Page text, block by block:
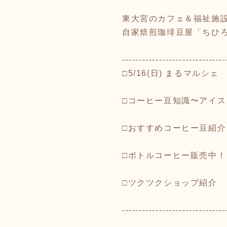
東大宮のカフェ＆福祉施
自家焙煎珈琲豆屋「ちひ
□5/16(日) まるマルシェ
□コーヒー豆知識〜アイ
□おすすめコーヒー豆紹介
□ボトルコーヒー販売中！
□ツクツクショップ紹介